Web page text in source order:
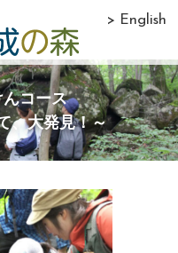
> English
コース
、大発見！～